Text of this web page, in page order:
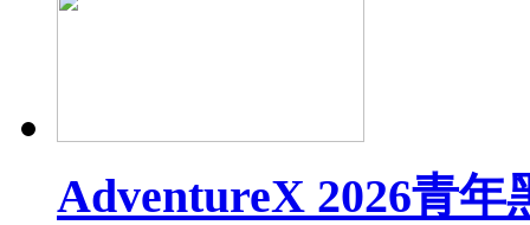
AdventureX 2026青